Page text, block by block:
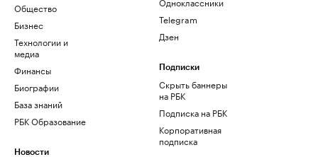
Общество
Бизнес
Технологии и
медиа
Финансы
Биографии
База знаний
РБК Образование
Новости
Telegram
Дзен
Подписки
Скрыть баннеры
на РБК
Подписка на РБК
Корпоративная
подписка